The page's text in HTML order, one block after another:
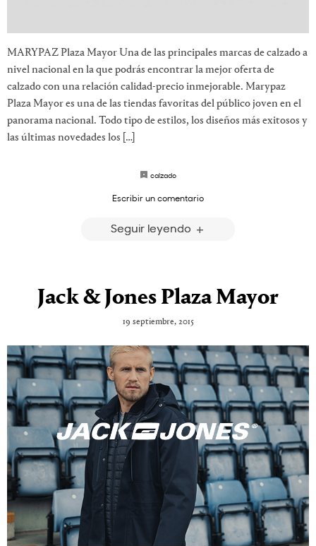
MARYPAZ Plaza Mayor Una de las principales marcas de calzado a
nivel nacional en la que podrás encontrar la mejor oferta de
calzado con una relación calidad-precio inmejorable. Marypaz
Plaza Mayor es una de las tiendas favoritas del público joven en el
panorama nacional. Todo tipo de estilos, los diseños más exitosos y
las últimas novedades los […]
calzado
Escribir un comentario
Seguir leyendo
Jack & Jones Plaza Mayor
19 septiembre, 2015